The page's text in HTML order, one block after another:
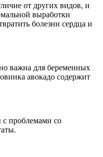
от других видов, и
выработки
болезни сердца и
важна для беременных
авокадо содержит
с проблемами со